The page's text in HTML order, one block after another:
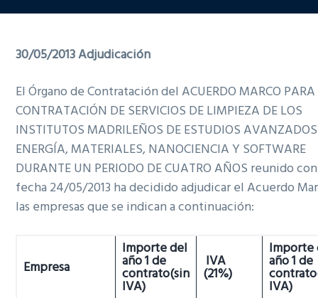
30/05/2013 Adjudicación
El Órgano de Contratación del ACUERDO MARCO
CONTRATACIÓN DE SERVICIOS DE LIMPIEZA DE LOS
INSTITUTOS MADRILEÑOS DE ESTUDIOS
ENERGÍA, MATERIALES, NANOCIENCIA Y SOFTWARE
DURANTE UN PERIODO DE CUATRO AÑOS reunido con
fecha 24/05/2013 ha decidido adjudicar el Acuerdo
las empresas que se indican a continuación:
Empresa
Importe del
año 1 de
contrato(sin
IVA)
IVA
(21%)
Importe
año 1 de
contrato
IVA)